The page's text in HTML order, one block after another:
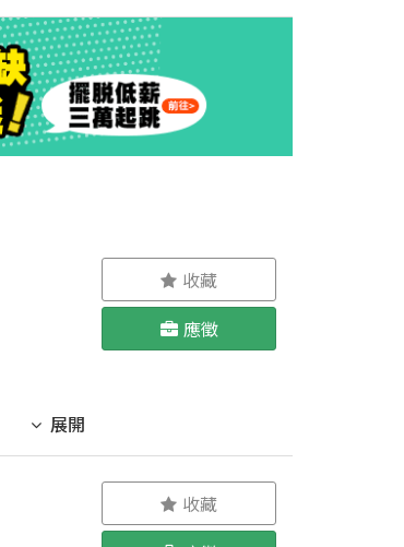
展開
收藏
應徵
收藏